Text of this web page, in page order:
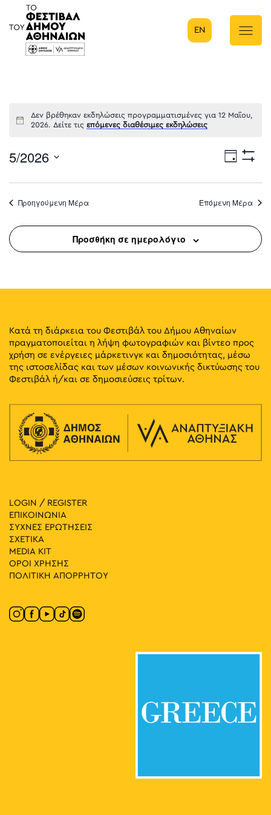
Κύρια πλοήγηση
EN
Δεν βρέθηκαν εκδηλώσεις προγραμματισμένες για 12 Μαΐου,
2026. Δείτε τιςεπόμενες διαθέσιμες εκδηλώσεις
Ημέρα
5/2026
date.
Προηγούμενη Μέρα Επόμενη Μέρα
Προσθήκη σε ημερολόγιο
Κατά τη διάρκεια του Φεστιβάλ του Δήμου Αθηναίων
πραγματοποιείται η λήψη φωτογραφιών και βίντεο προς
χρήση σε ενέργειες μάρκετινγκ και δημοσιότητας, μέσω
της ιστοσελίδας και των μέσων κοινωνικής δικτύωσης του
Φεστιβάλ ή/και σε δημοσιεύσεις τρίτων.
LOGIN / REGISTER
ΕΠΙΚΟΙΝΩΝΙΑ
ΣΥΧΝΕΣ ΕΡΩΤΗΣΕΙΣ
ΣΧΕΤΙΚΑ
MEDIA ΚIT
ΟΡΟΙ ΧΡΗΣΗΣ
ΠΟΛΙΤΙΚΗ ΑΠΟΡΡΗΤΟΥ